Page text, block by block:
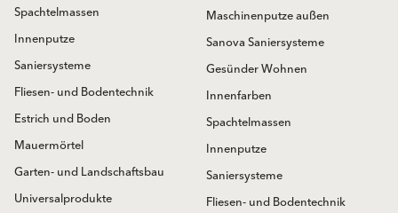
Spachtelmassen
Innenputze
Saniersysteme
Fliesen- und Bodentechnik
Estrich und Boden
Mauermörtel
Garten- und Landschaftsbau
Universalprodukte
Maschinenputze außen
Sanova Saniersysteme
Gesünder Wohnen
Innenfarben
Spachtelmassen
Innenputze
Saniersysteme
Fliesen- und Bodentechnik